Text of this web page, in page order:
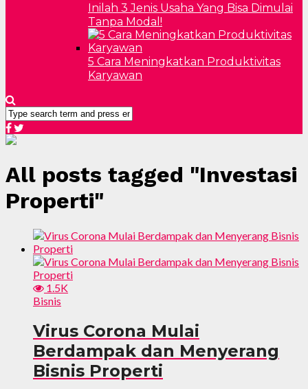
Inilah 3 Jenis Usaha Yang Bisa Dimulai
Tanpa Modal!
5 Cara Meningkatkan Produktivitas
Karyawan
All posts tagged "Investasi
Properti"
1.5K
Bisnis
Virus Corona Mulai
Berdampak dan Menyerang
Bisnis Properti